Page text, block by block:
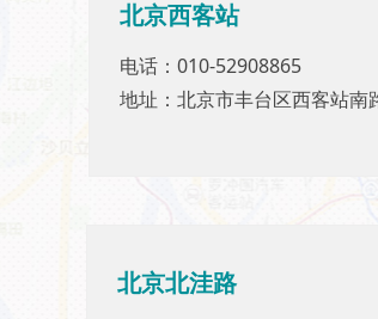
北京西客站
电话：010-52908865
地址：北京市丰台区西客站南
北京西客站
电话：010-52908865
地址：北京市丰台区西客站南
北京北洼路
北京北洼路